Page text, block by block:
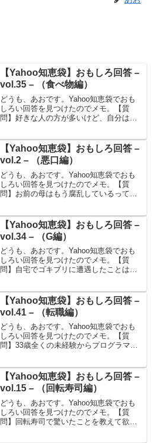
【Yahoo知恵袋】おもしろ回答 –
vol.35 – （食べ物編）
どうも、あおです。Yahoo知恵袋でおも
しろい回答を見つけたのでメモ。【質
問】好きな人の方が多いけど、自分は苦
して、スタミナダウン(笑)出典：Yahoo!知
恵袋切ない...
【Yahoo知恵袋】おもしろ回答 –
vol.2 – （悪口編）
どうも、あおです。Yahoo知恵袋でおも
しろい回答を見つけたのでメモ。【質
問】お前の母はもう腐乱しているって言
Yahoo!知恵袋うん、なんか高度な返しで
すね。カッコイイ。証...
【Yahoo知恵袋】おもしろ回答 –
vol.34 – （G編）
どうも、あおです。Yahoo知恵袋でおも
しろい回答を見つけたのでメモ。【質
問】自宅でゴキブリに遭遇したことはあ
速攻でブラックキャップを買い、そこい
ら中に仕掛ける。若い頃...
【Yahoo知恵袋】おもしろ回答 –
vol.41 – （転職編）
どうも、あおです。Yahoo知恵袋でおも
しろい回答を見つけたのでメモ。【質
問】33歳全くの未経験からプログラマー
してきませんでした。youtubeやブログを
通して稼げ...
【Yahoo知恵袋】おもしろ回答 –
vol.15 – （回転寿司編）
どうも、あおです。Yahoo知恵袋でおも
しろい回答を見つけたのでメモ。【質
問】回転寿司で驚いたことを教えて欲し